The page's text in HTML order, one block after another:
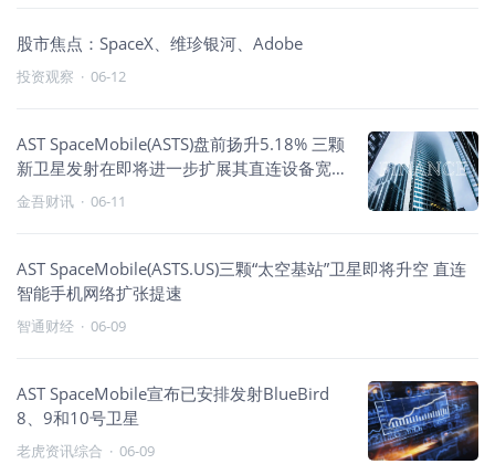
股市焦点：SpaceX、维珍银河、Adobe
投资观察 · 06-12
AST SpaceMobile(ASTS)盘前扬升5.18% 三颗
新卫星发射在即将进一步扩展其直连设备宽
带网络
金吾财讯 · 06-11
AST SpaceMobile(ASTS.US)三颗“太空基站”卫星即将升空 直连
智能手机网络扩张提速
智通财经 · 06-09
AST SpaceMobile宣布已安排发射BlueBird
8、9和10号卫星
老虎资讯综合 · 06-09